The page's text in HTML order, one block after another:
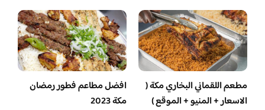
مطعم اللقماني البخاري مكة (
الاسعار + المنيو + الموقع )
افضل مطاعم فطور رمضان
مكة 2023